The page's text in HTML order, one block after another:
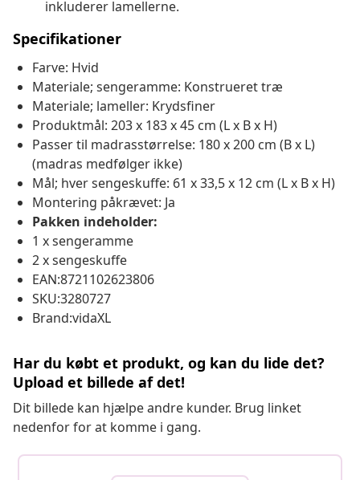
inkluderer lamellerne.
Specifikationer
Farve: Hvid
Materiale; sengeramme: Konstrueret træ
Materiale; lameller: Krydsfiner
Produktmål: 203 x 183 x 45 cm (L x B x H)
Passer til madrasstørrelse: 180 x 200 cm (B x L)
(madras medfølger ikke)
Mål; hver sengeskuffe: 61 x 33,5 x 12 cm (L x B x H)
Montering påkrævet: Ja
Pakken indeholder:
1 x sengeramme
2 x sengeskuffe
EAN:8721102623806
SKU:3280727
Brand:vidaXL
Har du købt et produkt, og kan du lide det?
Upload et billede af det!
Dit billede kan hjælpe andre kunder. Brug linket
nedenfor for at komme i gang.